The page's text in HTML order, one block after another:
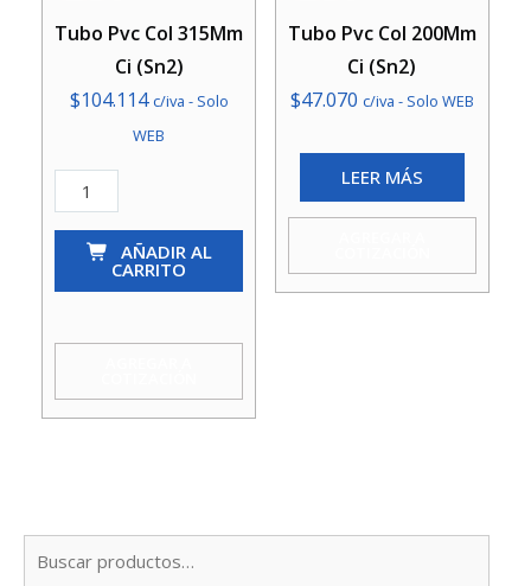
Tubo Pvc Col 315Mm
Ci (Sn2)
$104.114 c/iva - Solo
WEB
Tubo
Pvc
315Mm
(Sn2)
AÑADIR AL
CARRITO
Tubo Pvc Col 200Mm
Ci (Sn2)
$47.070 c/iva - Solo WEB
LEER MÁS